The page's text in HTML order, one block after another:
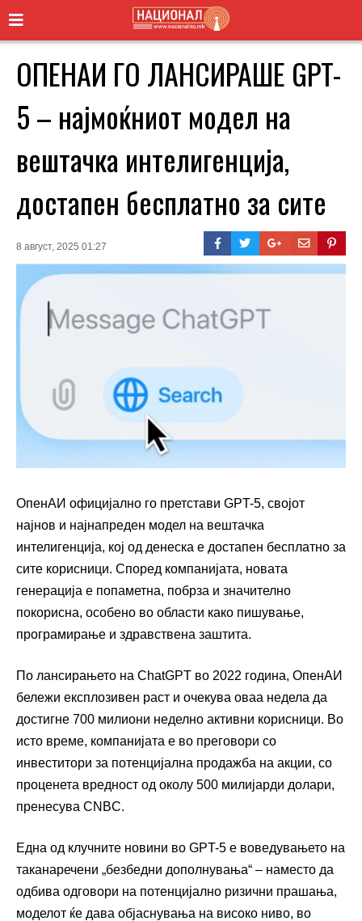
ОПЕНАИ ГО ЛАНСИРАШЕ GPT-
5 – најмоќниот модел на
вештачка интелигенција,
достапен бесплатно за сите
8 август, 2025 01:27
ОпенАИ официјално го претстави GPT-5, својот
најнов и најнапреден модел на вештачка
интелигенција, кој од денеска е достапен бесплатно за
сите корисници. Според компанијата, новата
генерација е попаметна, побрза и значително
покорисна, особено во области како пишување,
програмирање и здравствена заштита.
По лансирањето на ChatGPT во 2022 година, ОпенАИ
бележи експлозивен раст и очекува оваа недела да
достигне 700 милиони неделно активни корисници. Во
исто време, компанијата е во преговори со
инвеститори за потенцијална продажба на акции, со
проценета вредност од околу 500 милијарди долари,
пренесува CNBC.
Една од клучните новини во GPT-5 е воведувањето на
таканаречени „безбедни дополнувања“ – наместо да
одбива одговори на потенцијално ризични прашања,
моделот ќе дава објаснувања на високо ниво, во